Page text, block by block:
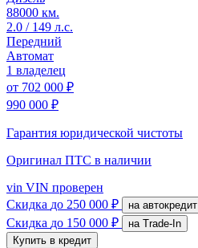
88000 км.
2.0 / 149 л.с.
Передний
Автомат
1 владелец
от 702 000 ₽
990 000 ₽
Гарантия юридической чистоты
Оригинал ПТС в наличии
vin VIN проверен
Скидка до 250 000 ₽ на автокредит
Скидка до 150 000 ₽
на Trade-In
Купить в кредит